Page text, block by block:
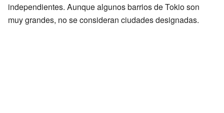
independientes. Aunque algunos barrios de Tokio son
muy grandes, no se consideran ciudades designadas.